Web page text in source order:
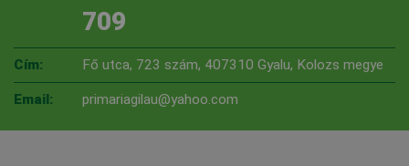
709
Cím: Fő utca, 723 szám, 407310 Gyalu, Kolozs megye
Email: primariagilau@yahoo.com